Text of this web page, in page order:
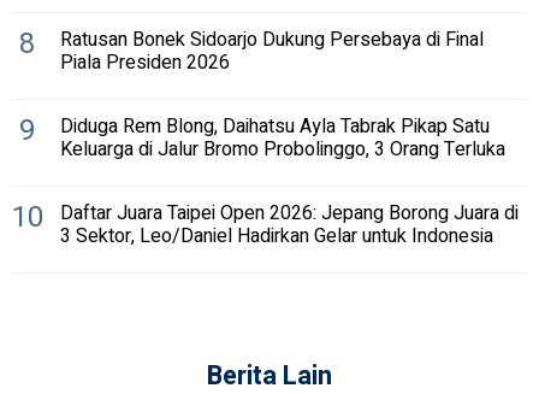
8 Ratusan Bonek Sidoarjo Dukung Persebaya di Final
Piala Presiden 2026
9 Diduga Rem Blong, Daihatsu Ayla Tabrak Pikap Satu
Keluarga di Jalur Bromo Probolinggo, 3 Orang Terluka
10 Daftar Juara Taipei Open 2026: Jepang Borong Juara di
3 Sektor, Leo/Daniel Hadirkan Gelar untuk Indonesia
Berita Lain